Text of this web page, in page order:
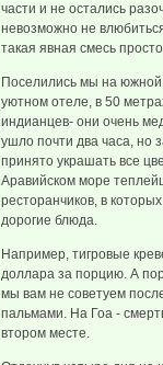
части и не остались
невозможно не
такая явная смесь
Поселились мы на
уютном отеле, в 50
индианцев- они очень
ушло почти два часа, но
принято украшать все
Аравийском море
ресторанчиков, в
дорогие блюда.
Например, тигровые
доллара за порцию. А
мы вам не советуем
пальмами. На Гоа -
втором месте.